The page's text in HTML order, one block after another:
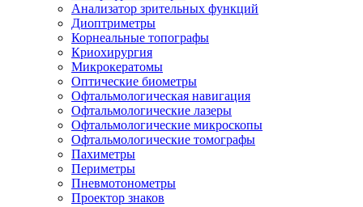
Анализатор зрительных функций
Диоптриметры
Корнеальные топографы
Криохирургия
Микрокератомы
Оптические биометры
Офтальмологическая навигация
Офтальмологические лазеры
Офтальмологические микроскопы
Офтальмологические томографы
Пахиметры
Периметры
Пневмотонометры
Проектор знаков